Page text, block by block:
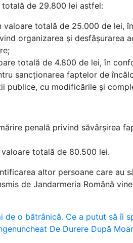
de 29.800 lei astfel:
valoare totală de 25.000 de lei,
organizarea și desfășurarea
totală de 4.800 de lei, în
sancționarea faptelor de
publice, cu modificările și
penală privind săvârșirea
totală de 80.500 lei.
altor persoane care au
de Jandarmeria Română
o bătrânică. Ce a putut să îi
De Durere După